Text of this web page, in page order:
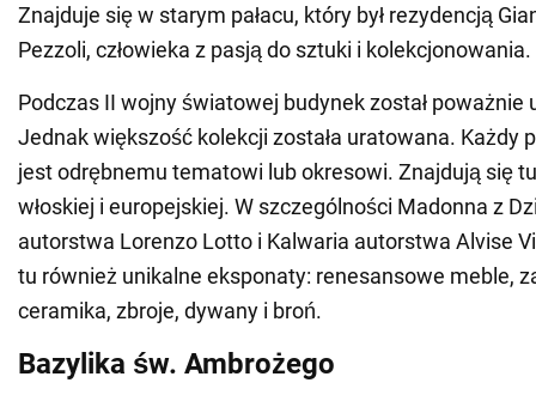
Znajduje się w starym pałacu, który był rezydencją
Pezzoli, człowieka z pasją do sztuki i kolekcjonowania.
Podczas II wojny światowej budynek został poważnie
Jednak większość kolekcji została uratowana. Każdy
jest odrębnemu tematowi lub okresowi. Znajdują się
włoskiej i europejskiej. W szczególności Madonna z
autorstwa Lorenzo Lotto i Kalwaria autorstwa Alvise
tu również unikalne eksponaty: renesansowe meble,
ceramika, zbroje, dywany i broń.
Bazylika św. Ambrożego